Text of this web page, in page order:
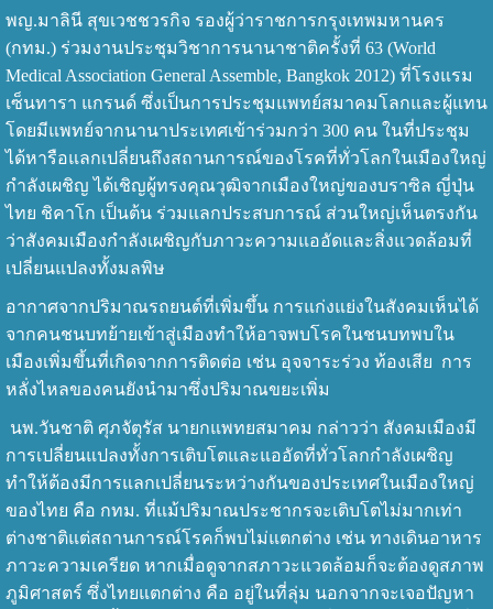
พญ.มาลินี สุขเวชชวรกิจ รองผู้ว่าราชการกรุงเทพมหานคร
(กทม.) ร่วมงานประชุมวิชาการนานาชาติครั้งที่ 63 (World
Medical Association General Assemble, Bangkok 2012) ที่โรงแรม
เซ็นทารา แกรนด์ ซึ่งเป็นการประชุมแพทย์สมาคมโลกและผู้แทน
โดยมีแพทย์จากนานาประเทศเข้าร่วมกว่า 300 คน ในที่ประชุม
ได้หารือแลกเปลี่ยนถึงสถานการณ์ของโรคที่ทั่วโลกในเมืองใหญ่
กำลังเผชิญ ได้เชิญผู้ทรงคุณวุฒิจากเมืองใหญ่ของบราซิล ญี่ปุ่น
ไทย ชิคาโก เป็นต้น ร่วมแลกประสบการณ์ ส่วนใหญ่เห็นตรงกัน
ว่าสังคมเมืองกำลังเผชิญกับภาวะความแออัดและสิ่งแวดล้อมที่
เปลี่ยนแปลงทั้งมลพิษ
อากาศจากปริมาณรถยนต์ที่เพิ่มขึ้น การแก่งแย่งในสังคมเห็นได้
จากคนชนบทย้ายเข้าสู่เมืองทำให้อาจพบโรคในชนบทพบใน
เมืองเพิ่มขึ้นที่เกิดจากการติดต่อ เช่น อุจจาระร่วง ท้องเสีย การ
หลั่งไหลของคนยังนำมาซึ่งปริมาณขยะเพิ่ม
นพ.วันชาติ ศุภจัตุรัส นายกแพทยสมาคม กล่าวว่า สังคมเมืองมี
การเปลี่ยนแปลงทั้งการเติบโตและแออัดที่ทั่วโลกกำลังเผชิญ
ทำให้ต้องมีการแลกเปลี่ยนระหว่างกันของประเทศในเมืองใหญ่
ของไทย คือ กทม. ที่แม้ปริมาณประชากรจะเติบโตไม่มากเท่า
ต่างชาติแต่สถานการณ์โรคก็พบไม่แตกต่าง เช่น ทางเดินอาหาร
ภาวะความเครียด หากเมื่อดูจากสภาวะแวดล้อมก็จะต้องดูสภาพ
ภูมิศาสตร์ ซึ่งไทยแตกต่าง คือ อยู่ในที่ลุ่ม นอกจากจะเจอปัญหา